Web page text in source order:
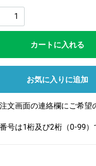
カートに入れる
お気に入りに追加
文画面の連絡欄にご希望
号は1桁及び2桁（0-99）